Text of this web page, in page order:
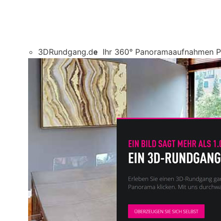
3DRundgang.de Ihr 360° Panoramaaufnahmen